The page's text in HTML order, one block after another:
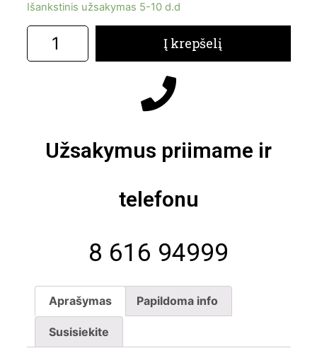
Išankstinis užsakymas 5-10 d.d
Į krepšelį
Užsakymus priimame ir
telefonu
8 616 94999
Aprašymas Papildoma info
Susisiekite